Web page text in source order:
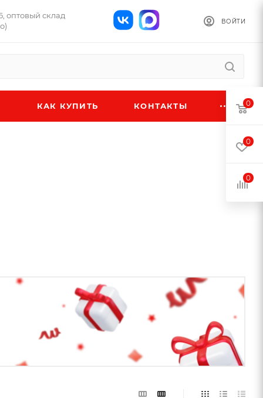
оптовый склад
ВОЙТИ
КАК КУПИТЬ КОНТАКТЫ 0
0
0